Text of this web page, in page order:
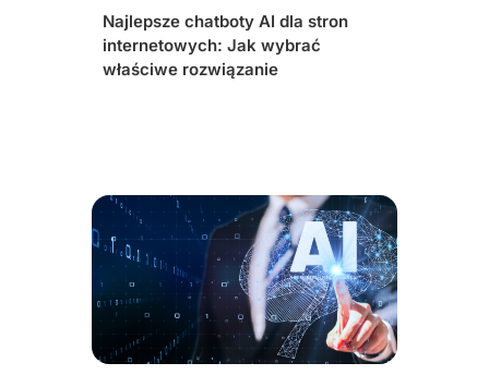
Najlepsze chatboty AI dla stron
internetowych: Jak wybrać
właściwe rozwiązanie